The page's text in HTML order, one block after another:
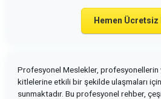
Hemen Ücretsiz
Profesyonel Meslekler,
kitlelerine etkili bir şekilde ulaşmaları
sunmaktadır. Bu profesyonel rehber,